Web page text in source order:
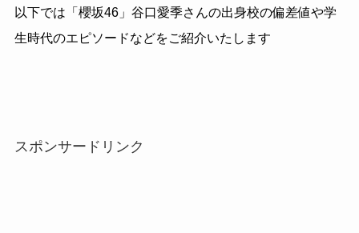
以下では「櫻坂46」谷口愛季さんの出身校の偏差値や学
生時代のエピソードなどをご紹介いたします
スポンサードリンク